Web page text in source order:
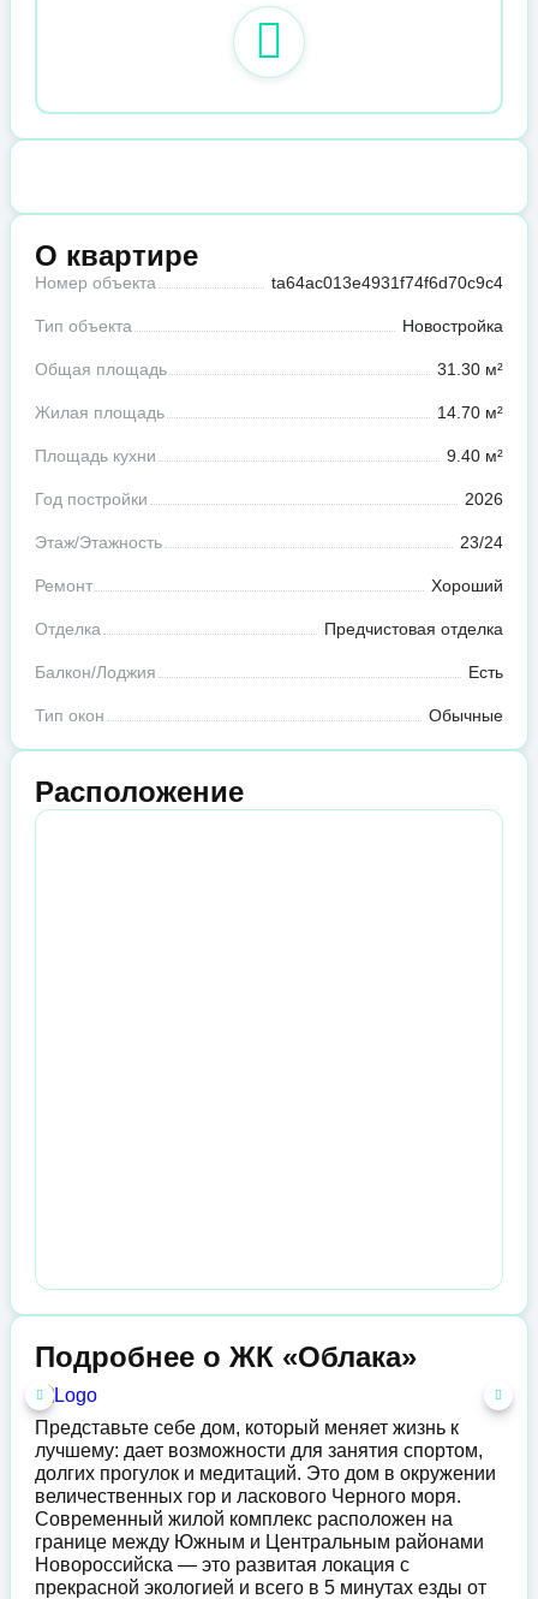
О квартире
Номер объекта ta64ac013e4931f74f6d70c9c4
Тип объекта Новостройка
Общая площадь 31.30 м²
Жилая площадь 14.70 м²
Площадь кухни 9.40 м²
Год постройки 2026
Этаж/Этажность 23/24
Ремонт Хороший
Отделка Предчистовая отделка
Балкон/Лоджия Есть
Тип окон Обычные
Расположение
Подробнее о ЖК «Облака»
Представьте себе дом, который меняет жизнь к
лучшему: дает возможности для занятия спортом,
долгих прогулок и медитаций. Это дом в окружении
величественных гор и ласкового Черного моря.
Современный жилой комплекс расположен на
границе между Южным и Центральным районами
Новороссийска — это развитая локация с
прекрасной экологией и всего в 5 минутах езды от